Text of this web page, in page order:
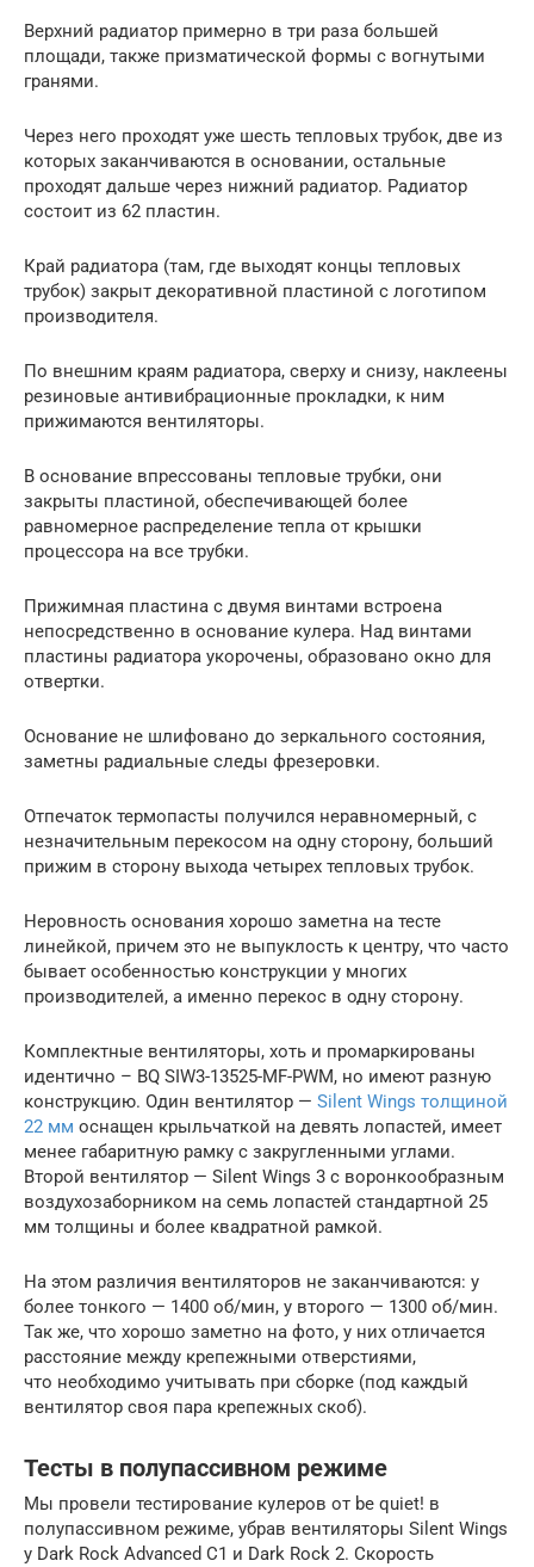
Верхний радиатор примерно в три раза большей
площади, также призматической формы с вогнутыми
гранями.
Через него проходят уже шесть тепловых трубок, две из
которых заканчиваются в основании, остальные
проходят дальше через нижний радиатор. Радиатор
состоит из 62 пластин.
Край радиатора (там, где выходят концы тепловых
трубок) закрыт декоративной пластиной с логотипом
производителя.
По внешним краям радиатора, сверху и снизу, наклеены
резиновые антивибрационные прокладки, к ним
прижимаются вентиляторы.
В основание впрессованы тепловые трубки, они
закрыты пластиной, обеспечивающей более
равномерное распределение тепла от крышки
процессора на все трубки.
Прижимная пластина с двумя винтами встроена
непосредственно в основание кулера. Над винтами
пластины радиатора укорочены, образовано окно для
отвертки.
Основание не шлифовано до зеркального состояния,
заметны радиальные следы фрезеровки.
Отпечаток термопасты получился неравномерный, с
незначительным перекосом на одну сторону, больший
прижим в сторону выхода четырех тепловых трубок.
Неровность основания хорошо заметна на тесте
линейкой, причем это не выпуклость к центру, что часто
бывает особенностью конструкции у многих
производителей, а именно перекос в одну сторону.
Комплектные вентиляторы, хоть и промаркированы
идентично – BQ SIW3-13525-MF-PWM, но имеют разную
конструкцию. Один вентилятор — Silent Wings толщиной
22 мм оснащен крыльчаткой на девять лопастей, имеет
менее габаритную рамку с закругленными углами.
Второй вентилятор — Silent Wings 3 с воронкообразным
воздухозаборником на семь лопастей стандартной 25
мм толщины и более квадратной рамкой.
На этом различия вентиляторов не заканчиваются: у
более тонкого — 1400 об/мин, у второго — 1300 об/мин.
Так же, что хорошо заметно на фото, у них отличается
расстояние между крепежными отверстиями,
что необходимо учитывать при сборке (под каждый
вентилятор своя пара крепежных скоб).
Тесты в полупассивном режиме
Мы провели тестирование кулеров от be quiet! в
полупассивном режиме, убрав вентиляторы Silent Wings
у Dark Rock Advanced C1 и Dark Rock 2. Скорость